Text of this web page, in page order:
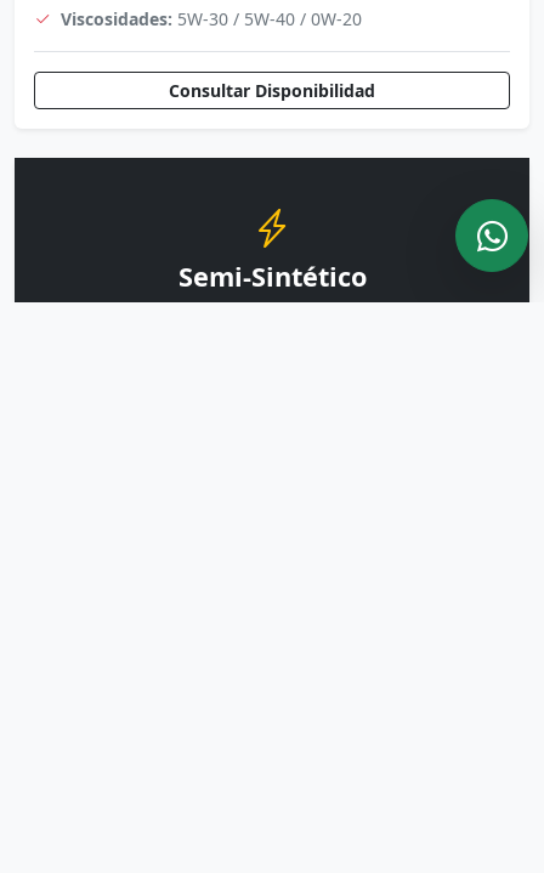
Viscosidades: 5W-30 / 5W-40 / 0W-20
Consultar Disponibilidad
Semi-Sintético